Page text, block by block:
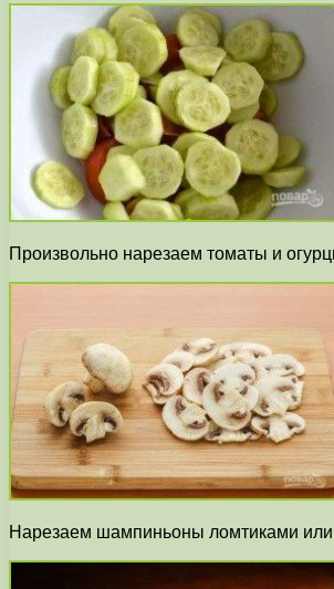
Произвольно нарезаем томаты и
Нарезаем шампиньоны ломтиками